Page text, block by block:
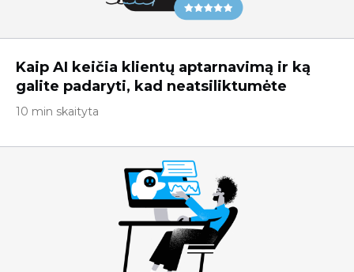
Kaip AI keičia klientų aptarnavimą ir ką
galite padaryti, kad neatsiliktumėte
10 min skaityta